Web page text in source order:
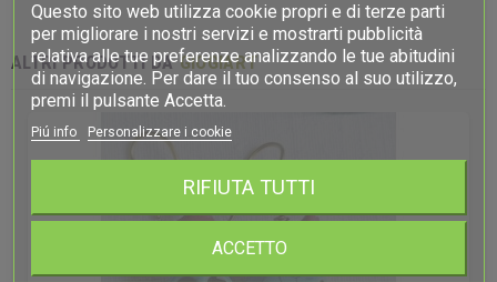
ALTRI PRODOTTI DA GIOGIART
Questo sito web utilizza cookie propri e di terze parti
per migliorare i nostri servizi e mostrarti pubblicità
relativa alle tue preferenze analizzando le tue abitudini
di navigazione. Per dare il tuo consenso al suo utilizzo,
premi il pulsante Accetta.
Piú info Personalizzare i cookie
RIFIUTA TUTTI
ACCETTO